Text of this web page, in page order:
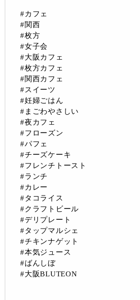
#カフェ
#関西
#枚方
#女子会
#大阪カフェ
#枚方カフェ
#関西カフェ
#スイーツ
#妊婦ごはん
#まごわやさしい
#夜カフェ
#フローズン
#パフェ
#チーズケーキ
#フレンチトースト
#ランチ
#カレー
#タコライス
#クラフトビール
#デリプレート
#タップマルシェ
#チキンナゲット
#本気ジュース
#ばんしぼ
#大阪BLUTEON